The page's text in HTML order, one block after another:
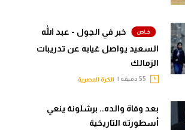
خبر في الجول - عبد الله
السعيد يواصل غيابه عن تدريبات
الزمالك
الكرة المصرية
بعد وفاة والده.. برشلونة ينعي
أسطورته التاريخية